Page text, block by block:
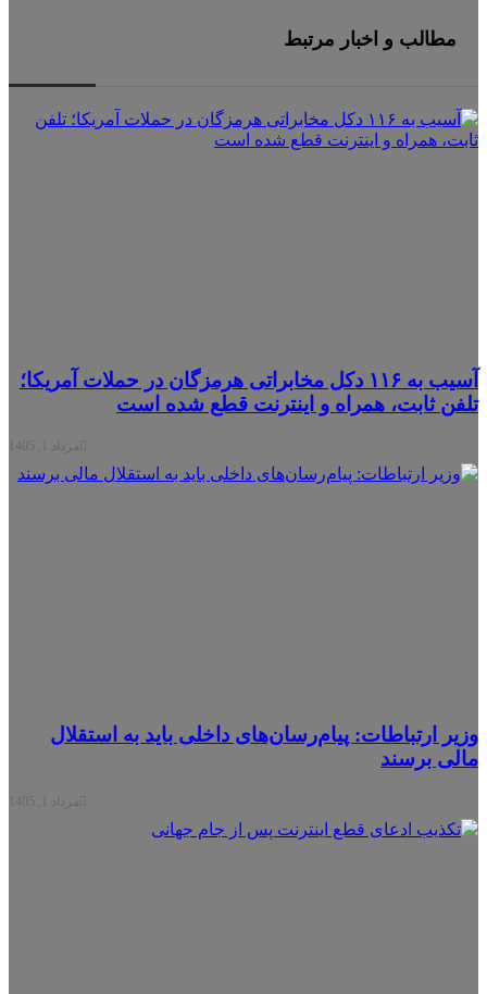
مطالب و اخبار مرتبط
آسیب به ۱۱۶ دکل مخابراتی هرمزگان در حملات آمریکا؛
ثابت، همراه و اینترنت ‌قطع شده است
مرداد 1, 1405
ارتباطات: پیام‌رسان‌های داخلی باید به استقلال
برسند
مرداد 1, 1405